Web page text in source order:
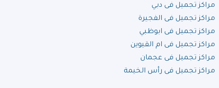
مراكز تجميل فى دبي
مراكز تجميل فى الفجيرة
مراكز تجميل فى ابوظبي
مراكز تجميل فى ام القيوين
مراكز تجميل فى عجمان
مراكز تجميل فى رأس الخيمة